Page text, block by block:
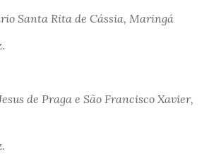
Santa Rita de Cássia, Maringá
de Praga e São Francisco Xavier,